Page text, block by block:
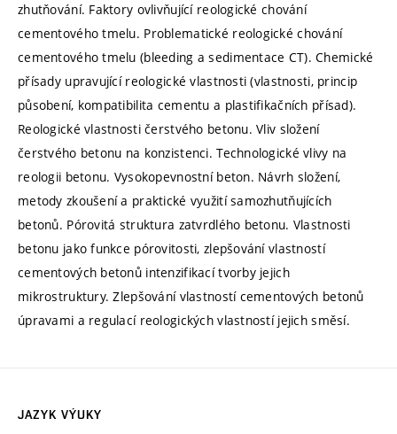
zhutňování. Faktory ovlivňující reologické chování
cementového tmelu. Problematické reologické chování
cementového tmelu (bleeding a sedimentace CT). Chemické
přísady upravující reologické vlastnosti (vlastnosti, princip
působení, kompatibilita cementu a plastifikačních přísad).
Reologické vlastnosti čerstvého betonu. Vliv složení
čerstvého betonu na konzistenci. Technologické vlivy na
reologii betonu. Vysokopevnostní beton. Návrh složení,
metody zkoušení a praktické využití samozhutňujících
betonů. Pórovitá struktura zatvrdlého betonu. Vlastnosti
betonu jako funkce pórovitosti, zlepšování vlastností
cementových betonů intenzifikací tvorby jejich
mikrostruktury. Zlepšování vlastností cementových betonů
úpravami a regulací reologických vlastností jejich směsí.
JAZYK VÝUKY